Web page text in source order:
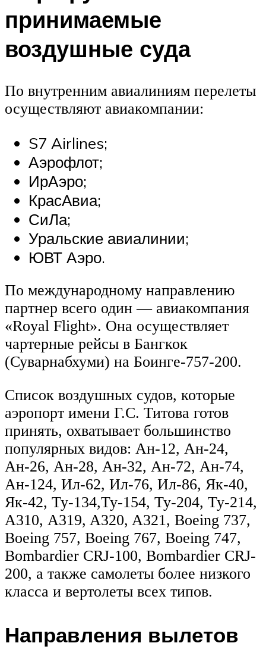
принимаемые
воздушные суда
По внутренним авиалиниям перелеты
осуществляют авиакомпании:
S7 Airlines;
Аэрофлот;
ИрАэро;
КрасАвиа;
СиЛа;
Уральские авиалинии;
ЮВТ Аэро.
По международному направлению
партнер всего один — авиакомпания
«Royal Flight». Она осуществляет
чартерные рейсы в Бангкок
(Суварнабхуми) на Боинге-757-200.
Список воздушных судов, которые
аэропорт имени Г.С. Титова готов
принять, охватывает большинство
популярных видов: Ан-12, Ан-24,
Ан-26, Ан-28, Ан-32, Ан-72, Ан-74,
Ан-124, Ил-62, Ил-76, Ил-86, Як-40,
Як-42, Ту-134,Ту-154, Ту-204, Ту-214,
А310, A319, A320, A321, Boeing 737,
Boeing 757, Boeing 767, Boeing 747,
Bombardier CRJ-100, Bombardier CRJ-
200, а также самолеты более низкого
класса и вертолеты всех типов.
Направления вылетов